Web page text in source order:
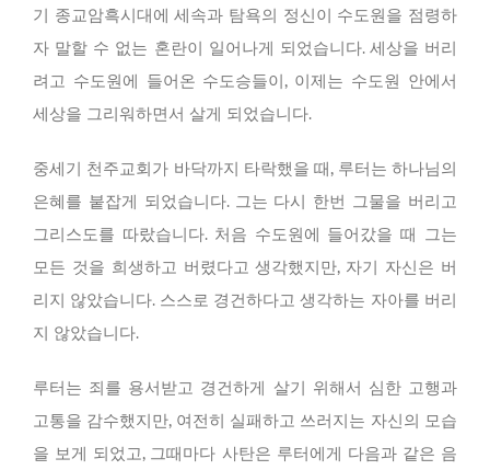
기 종교암흑시대에 세속과 탐욕의 정신이 수도원을 점령하
자 말할 수 없는 혼란이 일어나게 되었습니다. 세상을 버리
려고 수도원에 들어온 수도승들이, 이제는 수도원 안에서
세상을 그리워하면서 살게 되었습니다.
중세기 천주교회가 바닥까지 타락했을 때, 루터는 하나님의
은혜를 붙잡게 되었습니다. 그는 다시 한번 그물을 버리고
그리스도를 따랐습니다. 처음 수도원에 들어갔을 때 그는
모든 것을 희생하고 버렸다고 생각했지만, 자기 자신은 버
리지 않았습니다. 스스로 경건하다고 생각하는 자아를 버리
지 않았습니다.
루터는 죄를 용서받고 경건하게 살기 위해서 심한 고행과
고통을 감수했지만, 여전히 실패하고 쓰러지는 자신의 모습
을 보게 되었고, 그때마다 사탄은 루터에게 다음과 같은 음